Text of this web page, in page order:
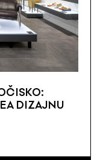
DIZAJNU